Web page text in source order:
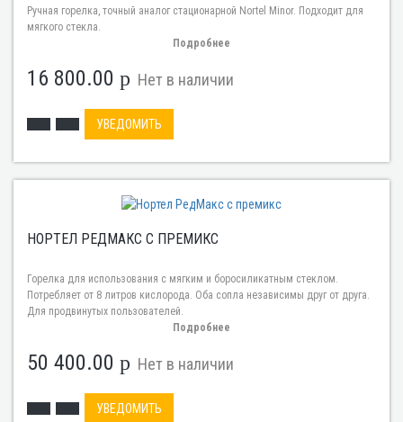
Ручная горелка, точный аналог стационарной Nortel Minor. Подходит для
мягкого стекла.
Подробнее
16 800.00 p Нет в наличии
УВЕДОМИТЬ
НОРТЕЛ РЕДМАКС С ПРЕМИКС
Горелка для использования с мягким и боросиликатным стеклом.
Потребляет от 8 литров кислорода. Оба сопла независимы друг от друга.
Для продвинутых пользователей.
Подробнее
50 400.00 p Нет в наличии
УВЕДОМИТЬ